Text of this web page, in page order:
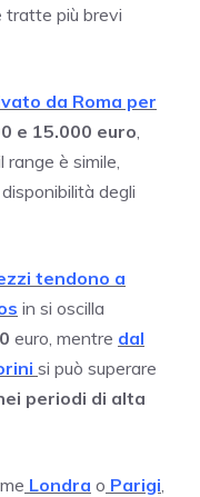
tratte più brevi
da Roma per
e 15.000 euro
range è simile,
degli
tendono a
in si oscilla
euro, mentre dal
si può superare
periodi di alta
Londra o Parigi